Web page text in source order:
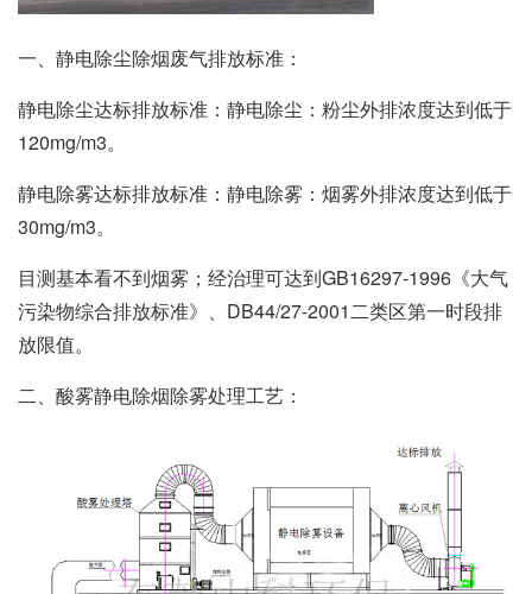
一、静电除尘除烟废气排放标准：
静电除尘达标排放标准：静电除尘：粉尘外排浓度达到低于
120mg/m3。
静电除雾达标排放标准：静电除雾：烟雾外排浓度达到低于
30mg/m3。
目测基本看不到烟雾；经治理可达到GB16297-1996《大气
污染物综合排放标准》、DB44/27-2001二类区第一时段排
放限值。
二、酸雾静电除烟除雾处理工艺：